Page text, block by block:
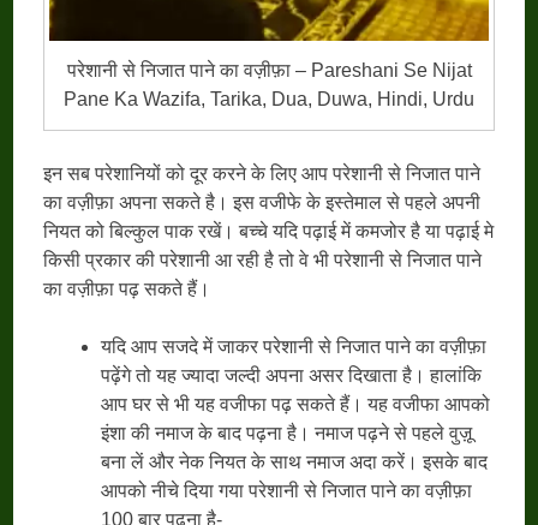
परेशानी से निजात पाने का वज़ीफ़ा – Pareshani Se Nijat
Pane Ka Wazifa, Tarika, Dua, Duwa, Hindi, Urdu
इन सब परेशानियों को दूर करने के लिए आप परेशानी से निजात पाने
का वज़ीफ़ा अपना सकते है। इस वजीफे के इस्तेमाल से पहले अपनी
नियत को बिल्कुल पाक रखें। बच्चे यदि पढ़ाई में कमजोर है या पढ़ाई मे
किसी प्रकार की परेशानी आ रही है तो वे भी परेशानी से निजात पाने
का वज़ीफ़ा पढ़ सकते हैं।
यदि आप सजदे में जाकर परेशानी से निजात पाने का वज़ीफ़ा
पढ़ेंगे तो यह ज्यादा जल्दी अपना असर दिखाता है। हालांकि
आप घर से भी यह वजीफा पढ़ सकते हैं। यह वजीफा आपको
इंशा की नमाज के बाद पढ़ना है। नमाज पढ़ने से पहले वुज़ू
बना लें और नेक नियत के साथ नमाज अदा करें। इसके बाद
आपको नीचे दिया गया परेशानी से निजात पाने का वज़ीफ़ा
100 बार पढ़ना है-